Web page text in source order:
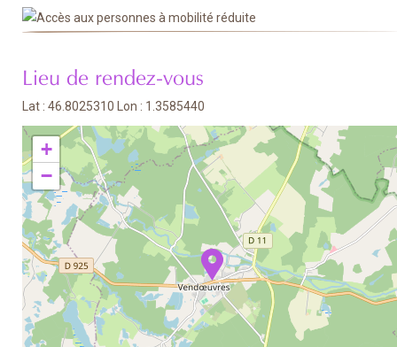
Lieu de rendez-vous
Lat : 46.8025310 Lon : 1.3585440
+
−